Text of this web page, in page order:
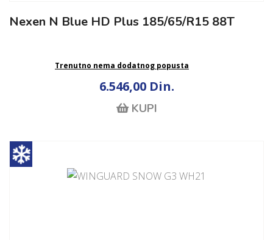
Nexen N Blue HD Plus 185/65/R15 88T
Trenutno nema dodatnog popusta
6.546,00 Din.
KUPI